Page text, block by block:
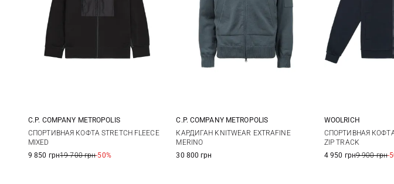
M L XL XXL
C.P. COMPANY METROPOLIS
СПОРТИВНАЯ КОФТА STRETCH FLEECE
MIXED
9 850 грн19 700 грн-50%
M L XL
C.P. COMPANY METROPOLIS
КАРДИГАН KNITWEAR EXTRAFINE
MERINO
30 800 грн
M L
3XL
WOOLRICH
СПОРТИВНАЯ КОФТА
ZIP TRACK
4 950 грн9 900 грн-